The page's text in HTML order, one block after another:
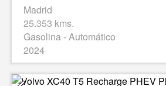
Madrid
25.353 kms.
Gasolina - Automático
2024